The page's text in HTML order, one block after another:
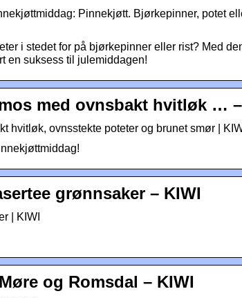
Pinnekjøtt. Bjørkepinner, potet
i stedet for på bjørkepinner eller rist? Med
en suksess til julemiddagen!
med ovnsbakt hvitløk …
hvitløk, ovnsstekte poteter og brunet smør |
grønnsaker – KIWI
| KIWI
og Romsdal – KIWI